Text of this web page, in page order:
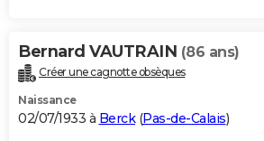
Bernard VAUTRAIN (86 ans)
Créer une cagnotte obsèques
Naissance
02/07/1933 à Berck(Pas-de-Calais)